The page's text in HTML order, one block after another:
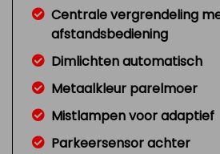
Centrale vergrendeling
afstandsbediening
Dimlichten automatisch
Metaalkleur parelmoer
Mistlampen voor adaptief
Parkeersensor achter